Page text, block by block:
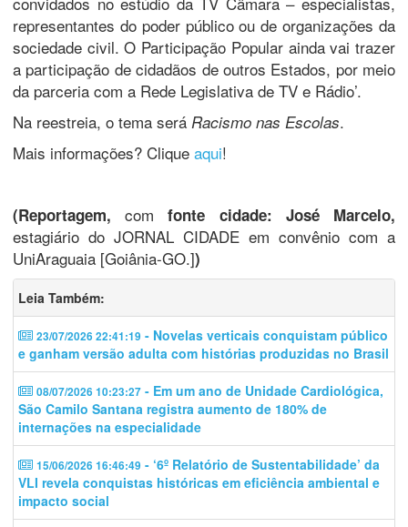
representantes do poder público ou de organizações da
sociedade civil. O Participação Popular ainda vai trazer
a participação de cidadãos de outros Estados, por meio
da parceria com a Rede Legislativa de TV e Rádio’.
Na reestreia, o tema será Racismo nas Escolas.
Mais informações? Clique aqui!
(Reportagem,com fonte cidade: José Marcelo,
estagiário do JORNAL CIDADE em convênio com a
UniAraguaia [Goiânia-GO.])
Leia Também:
23/07/2026 22:41:19 - Novelas verticais conquistam público
e ganham versão adulta com histórias produzidas no Brasil
08/07/2026 10:23:27 - Em um ano de Unidade Cardiológica,
São Camilo Santana registra aumento de 180% de
internações na especialidade
15/06/2026 16:46:49 - ‘6º Relatório de Sustentabilidade’ da
VLI revela conquistas históricas em eficiência ambiental e
impacto social